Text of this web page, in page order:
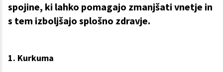
spojine, ki lahko pomagajo zmanjšati vnetje in
s tem izboljšajo splošno zdravje.
1. Kurkuma